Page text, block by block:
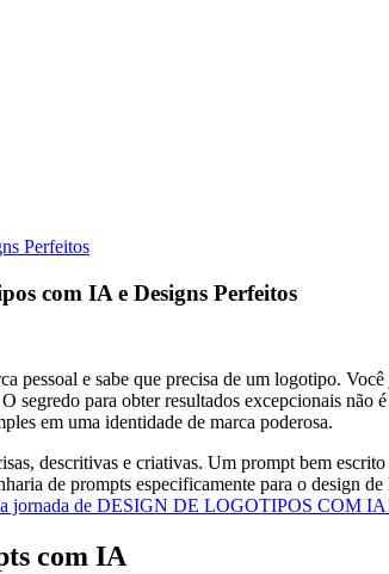
Perfeitos
com IA e Designs Perfeitos
e sabe que precisa de um logotipo.
segredo para obter resultados excepcionais
em uma identidade de marca poderosa.
descritivas e criativas. Um prompt bem
de prompts especificamente para o design
jornada de DESIGN DE LOGOTIPOS COM
com IA